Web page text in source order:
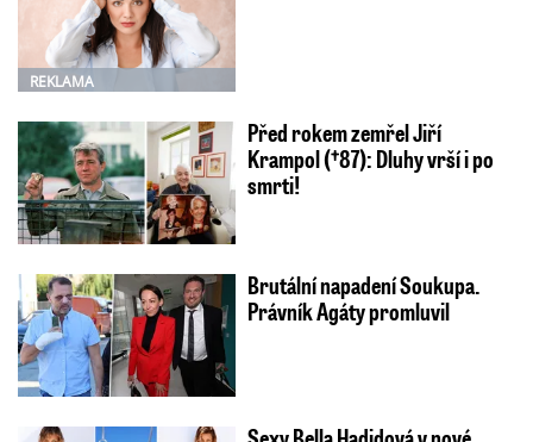
REKLAMA
Před rokem zemřel Jiří
Krampol (†87): Dluhy vrší i po
smrti!
Brutální napadení Soukupa.
Právník Agáty promluvil